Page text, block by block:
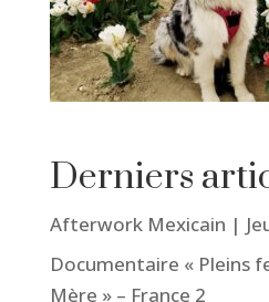
Derniers
Afterwork Mexicain |
Documentaire « Pleins
Mère » – France 2